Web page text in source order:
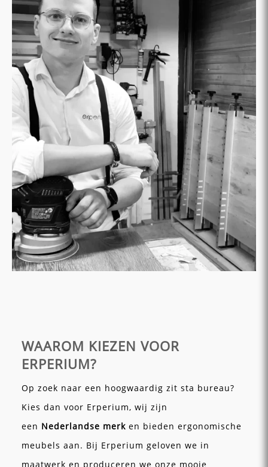
WAAROM KIEZEN VOOR
ERPERIUM?
Op zoek naar een hoogwaardig zit sta bureau?
Kies dan voor Erperium, wij zijn
een Nederlandse merk en bieden ergonomische
meubels aan. Bij Erperium geloven we in
maatwerk en produceren we onze mooie